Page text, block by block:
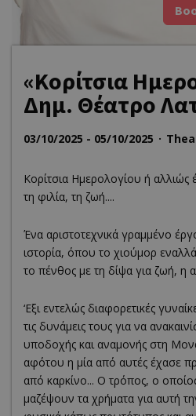
COLLECTIONS
STORIES
NEWS
«Κορίτσια
Δημ. Θέατρο
03/10/2025 - 05/10/2025
Κορίτσια Ημερολογίου ή
τη φιλία, τη ζωή....
Ένα αριστοτεχνικά γραμμένο
ιστορία, όπου το χιούμορ
το πένθος με τη δίψα για ζωή, η
‘Εξι εντελώς διαφορετικές
τις δυνάμεις τους για να
υποδοχής και αναμονής στη
αφότου η μία από αυτές έχασε
από καρκίνο... Ο τρόπος, ο
μαζέψουν τα χρήματα για αυτή